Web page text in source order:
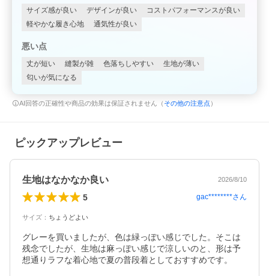
サイズ感が良い デザインが良い
コストパフォーマンスが良い
軽やかな履き心地
通気性が良い
悪い点
丈が短い 縫製が雑 色落ちしやすい
生地が薄い
匂いが気になる
AI回答の正確性や商品の効果は保証されません（ その他の注意点 ）
ピックアップレビュー
生地はなかなか良い 2026/8/10
5 gac********さん
サイズ ： ちょうどよい
グレーを買いましたが、色は緑っぽい感じでした。そこは
残念でしたが、生地は麻っぽい感じで涼しいのと、形は予
想通りラフな着心地で夏の普段着としておすすめです。